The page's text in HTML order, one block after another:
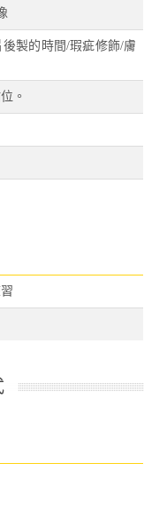
製的時間/瑕疵修飾/膚
。